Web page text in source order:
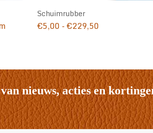
Schuimrubber
€5,00 -€229,50Prijsklasse:
nieuws, acties en